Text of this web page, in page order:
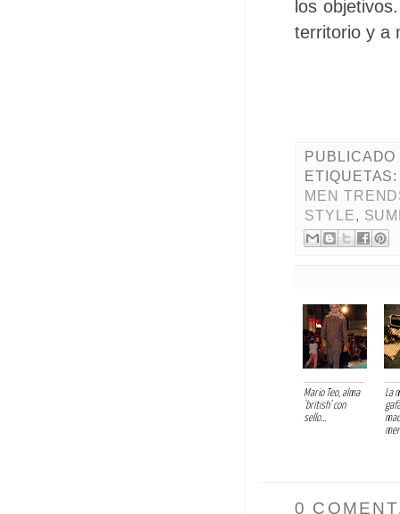
los
territorio y a
MEN
STYLE,
Mario Teo, alma
'british' con
sello...
La
0